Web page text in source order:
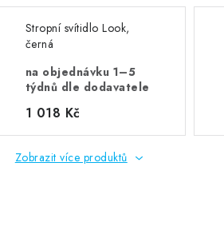
Stropní svítidlo Look,
černá
na objednávku 1–5
týdnů dle dodavatele
1 018 Kč
Zobrazit více produktů